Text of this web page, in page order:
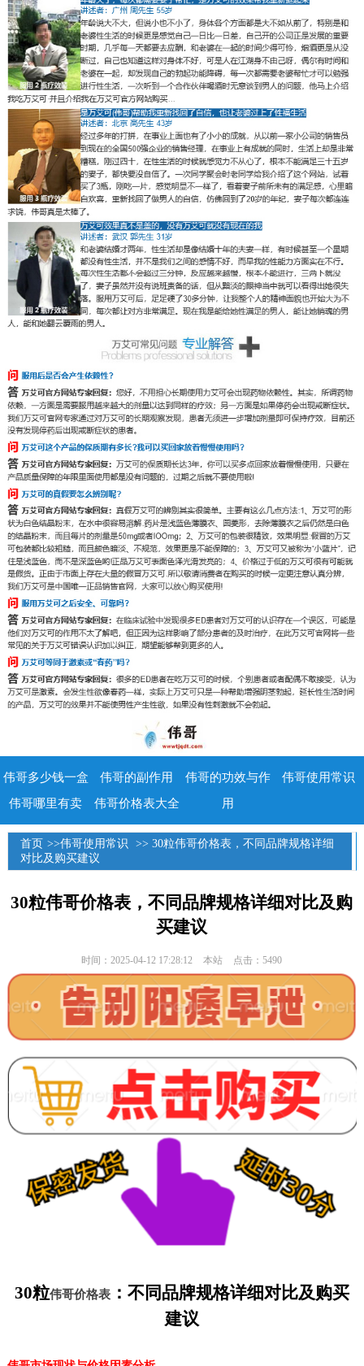
伟哥多少钱一盒 伟哥的副作用
伟哥的功效与作
用
伟哥使用常识
伟哥哪里有卖
伟哥价格表大全
首页 >>伟哥使用常识
>> 30粒伟哥价格表，不同品牌规格详细
对比及购买建议
30粒伟哥价格表，不同品牌规格详细对比及购
买建议
时间：2025-04-12 17:28:12 本站 点击：5490
30粒伟哥价格表：不同品牌规格详细对比及购买
建议